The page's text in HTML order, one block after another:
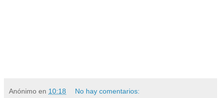
Anónimo en 10:18 No hay comentarios: